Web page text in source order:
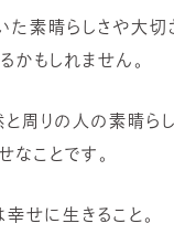
た素晴らしさや大切
かもしれません。
と周りの人の素晴ら
なことです。
せに生きること。